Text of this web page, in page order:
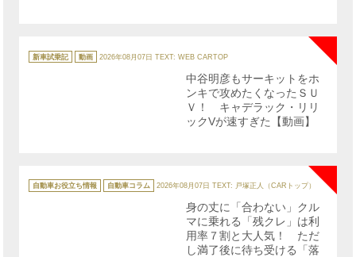
テ
ゴ
新車試乗記 動画 2026年08月07日 TEXT: WEB CARTOP
中谷明彦もサーキットをホ
ンキで攻めたくなったＳＵ
Ｖ！ キャデラック・リリ
ックVが速すぎた【動画】
カ
テ
ゴ
自動車お役立ち情報 自動車コラム 2026年08月07日 TEXT: 戸塚正人（CARトップ）
身の丈に「合わない」クル
マに乗れる「残クレ」は利
用率７割と大人気！ ただ
し満了後に待ち受ける「落